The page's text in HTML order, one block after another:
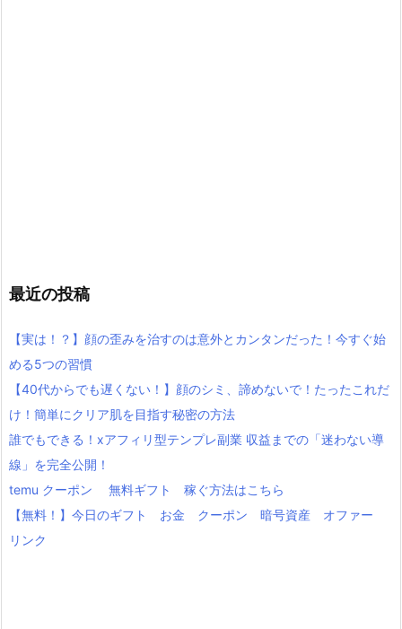
最近の投稿
【実は！？】顔の歪みを治すのは意外とカンタンだった！今すぐ始
める5つの習慣
【40代からでも遅くない！】顔のシミ、諦めないで！たったこれだ
け！簡単にクリア肌を目指す秘密の方法
誰でもできる！xアフィリ型テンプレ副業 収益までの「迷わない導
線」を完全公開！
temu クーポン 無料ギフト 稼ぐ方法はこちら
【無料！】今日のギフト お金 クーポン 暗号資産 オファー
リンク